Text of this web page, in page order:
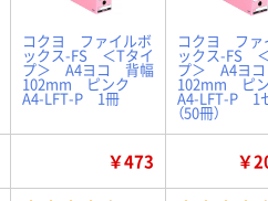
コクヨ ファイルボ
ックス-FS ＜Tタイ
プ＞ A4ヨコ 背幅
102mm ピンク
A4-LFT-P 1冊
コクヨ ファ
ックス-FS
プ＞ A4ヨ
102mm ピ
A4-LFT-P 1
（50冊）
￥473 ￥